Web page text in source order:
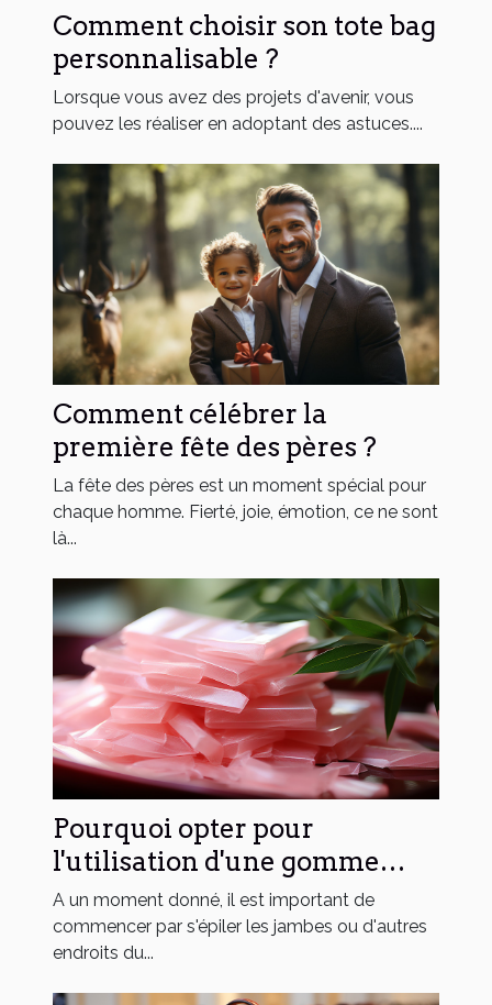
Comment choisir son tote bag
personnalisable ?
Lorsque vous avez des projets d'avenir, vous
pouvez les réaliser en adoptant des astuces....
Comment célébrer la
première fête des pères ?
La fête des pères est un moment spécial pour
chaque homme. Fierté, joie, émotion, ce ne sont
là...
Pourquoi opter pour
l'utilisation d'une gomme
dépilatoire ?
A un moment donné, il est important de
commencer par s'épiler les jambes ou d'autres
endroits du...